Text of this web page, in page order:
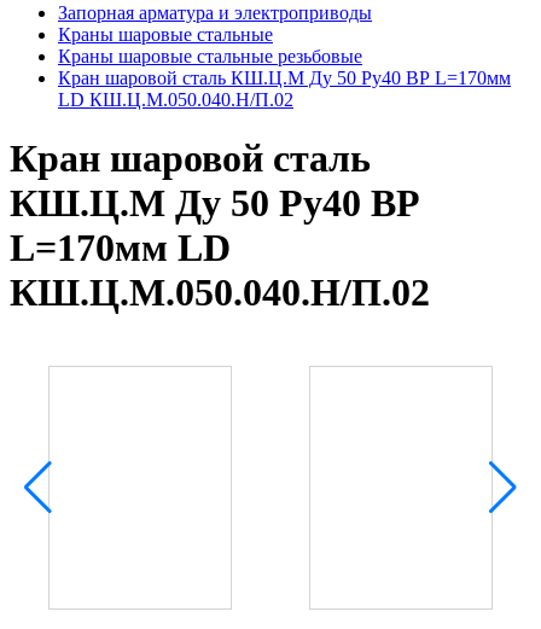
Запорная арматура и электроприводы
Краны шаровые стальные
Краны шаровые стальные резьбовые
Кран шаровой сталь КШ.Ц.М Ду 50 Ру40 ВР L=170мм
LD КШ.Ц.М.050.040.Н/П.02
Кран шаровой сталь
КШ.Ц.М Ду 50 Ру40 ВР
L=170мм LD
КШ.Ц.М.050.040.Н/П.02